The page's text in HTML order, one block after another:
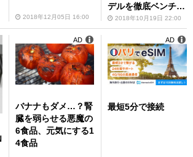
2018年12月05日 16:00
デルを徹底ベンチマ
ーク2018年10月19日 22:00
バナナもダメ…？腎
臓を弱らせる悪魔の
6食品、元気にする1
4食品
AD
最短5分で接続
AD